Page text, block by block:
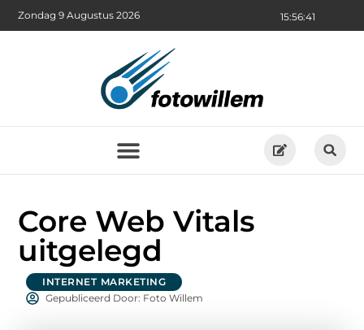
15:56:42
Zondag 9 Augustus 2026
Core Web Vitals
uitgelegd
INTERNET MARKETING
Gepubliceerd Door: Foto Willem